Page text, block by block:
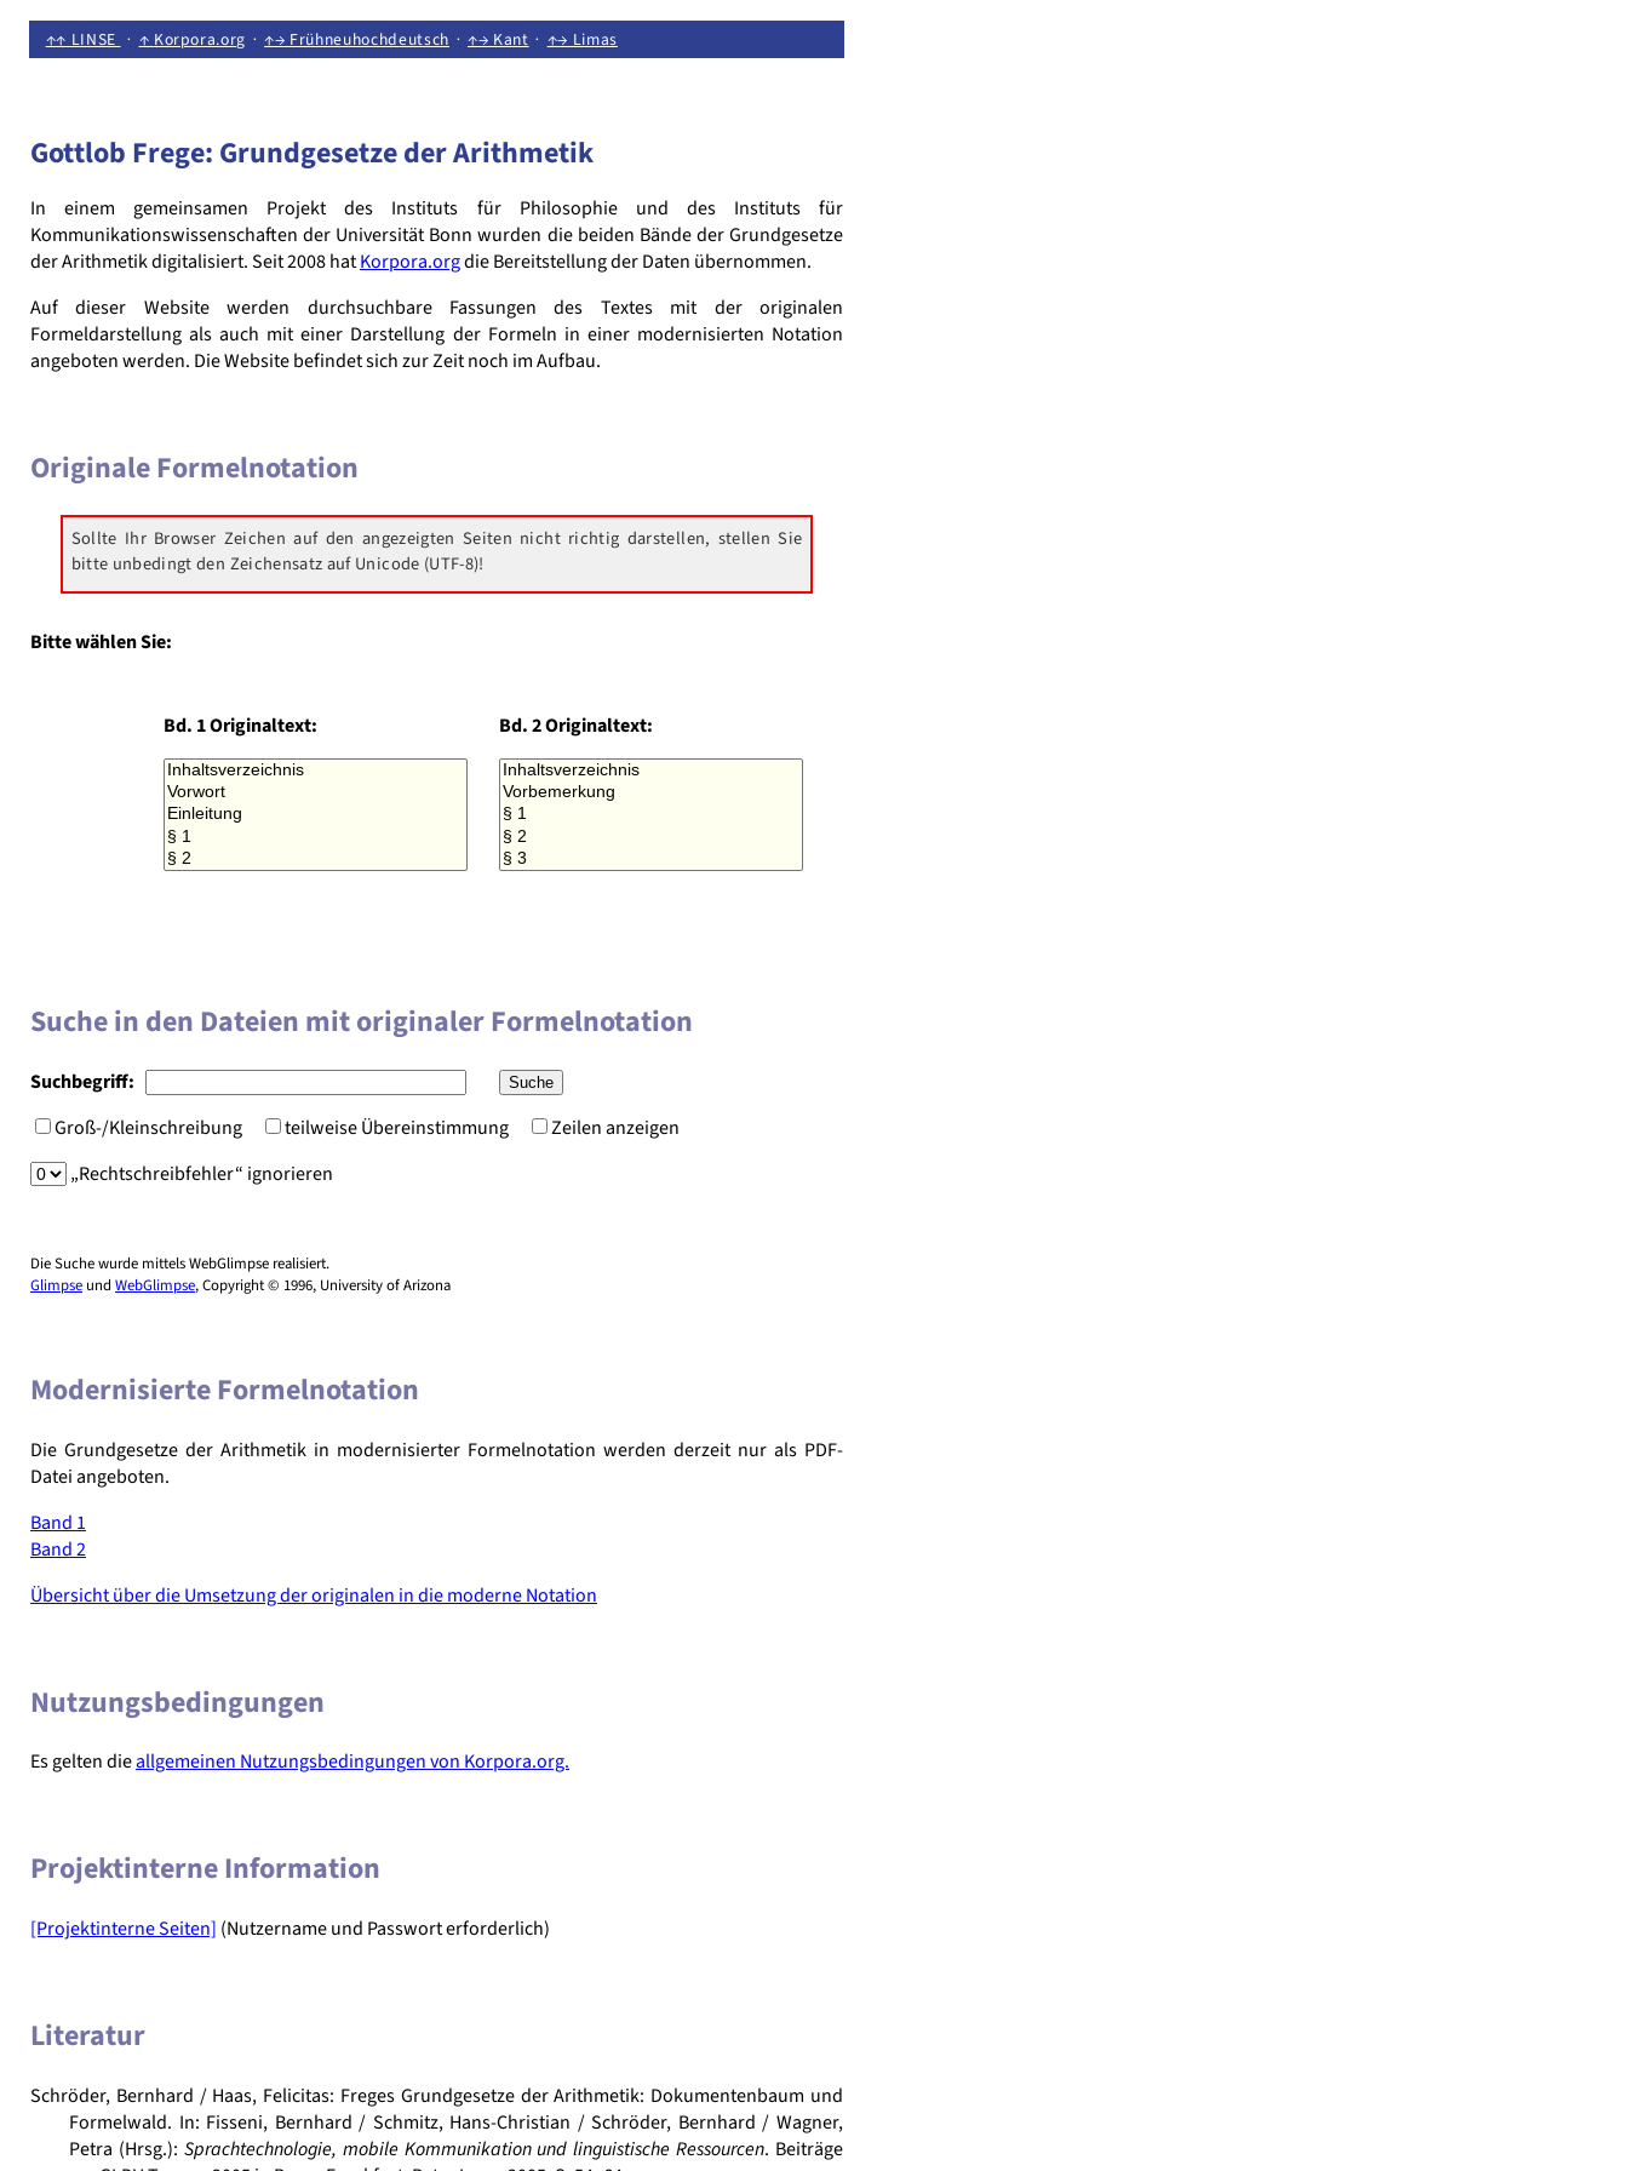
↑↑ LINSE ∙ ↑ Korpora.org ∙↑→ Frühneuhochdeutsch ∙ ↑→ Kant ∙ ↑→ Limas
Gottlob Frege: Grundgesetze der Arithmetik
In einem gemeinsamen Projekt des Instituts für Philosophie und des Instituts für
Kommunikationswissenschaften der Universität Bonn wurden die beiden Bände der Grundgesetze
der Arithmetik digitalisiert. Seit 2008 hatKorpora.orgdie Bereitstellung der Daten übernommen.
Auf dieser Website werden durchsuchbare Fassungen des Textes mit der originalen
Formeldarstellung als auch mit einer Darstellung der Formeln in einer modernisierten Notation
angeboten werden. Die Website befindet sich zur Zeit noch im Aufbau.
Originale Formelnotation
Sollte Ihr Browser Zeichen auf den angezeigten Seiten nicht richtig darstellen, stellen Sie
bitte unbedingt den Zeichensatz auf Unicode (UTF-8)!
Bitte wählen Sie:
Bd. 1 Originaltext: Bd. 2 Originaltext:
Suche in den Dateien mit originaler Formelnotation
Suchbegriff:
Groß-/Kleinschreibung
teilweise Übereinstimmung
Zeilen anzeigen
„Rechtschreibfehler“ ignorieren
Die Suche wurde mittels WebGlimpse realisiert.
Glimpse und WebGlimpse, Copyright © 1996, University of Arizona
Modernisierte Formelnotation
Die Grundgesetze der Arithmetik in modernisierter Formelnotation werden derzeit nur als PDF-
Datei angeboten.
Band 1
Band 2
Übersicht über die Umsetzung der originalen in die moderne Notation
Nutzungsbedingungen
Es gelten dieallgemeinen Nutzungsbedingungen von Korpora.org.
Projektinterne Information
[Projektinterne Seiten] (Nutzername und Passwort erforderlich)
Literatur
Schröder, Bernhard / Haas, Felicitas: Freges Grundgesetze der Arithmetik: Dokumentenbaum und
Formelwald. In: Fisseni, Bernhard / Schmitz, Hans-Christian / Schröder, Bernhard / Wagner,
Petra (Hrsg.): Sprachtechnologie, mobile Kommunikation und linguistische Ressourcen. Beiträge